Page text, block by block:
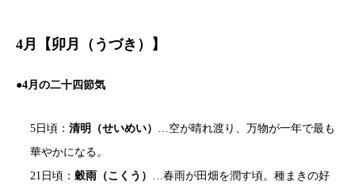
4月【卯月（うづき）】
●4月の二十四節気
5日頃：清明（せいめい）
…空が晴れ渡り、万物が一年で最も
華やかになる。
21日頃：穀雨（こくう）
…春雨が田畑を潤す頃。種まきの好